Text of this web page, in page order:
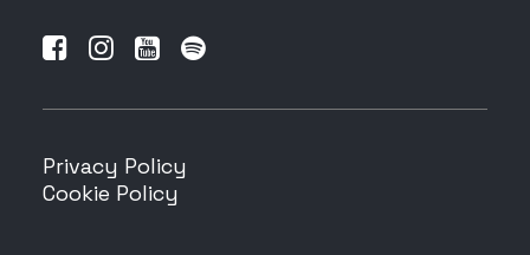
Privacy Policy
Cookie Policy